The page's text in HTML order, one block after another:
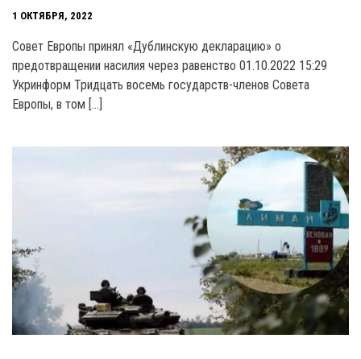
1 ОКТЯБРЯ, 2022
Совет Европы принял «Дублинскую декларацию» о
предотвращении насилия через равенство 01.10.2022 15:29
Укринформ Тридцать восемь государств-членов Совета
Европы, в том […]